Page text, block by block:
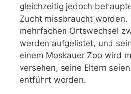
gleichzeitig jedoch
Zucht missbraucht worden.
mehrfachen Ortswechsel
werden aufgelistet, und
einem Moskauer Zoo wird
versehen, seine Eltern
entführt worden.